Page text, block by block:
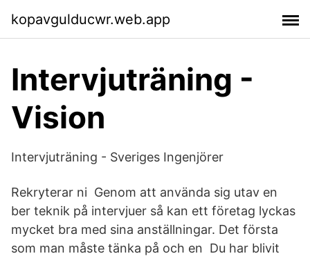
kopavgulducwr.web.app
Intervjuträning -
Vision
Intervjuträning - Sveriges Ingenjörer
Rekryterar ni Genom att använda sig utav en
ber teknik på intervjuer så kan ett företag lyckas
mycket bra med sina anställningar. Det första
som man måste tänka på och en Du har blivit